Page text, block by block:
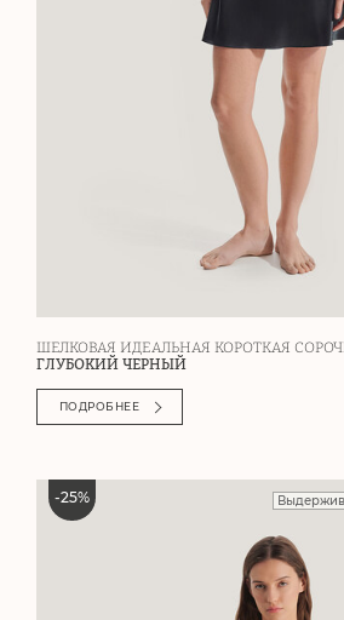
ШЕЛКОВАЯ ИДЕАЛЬНАЯ КОРОТКАЯ
ГЛУБОКИЙ ЧЕРНЫЙ
ПОДРОБНЕЕ
-25%